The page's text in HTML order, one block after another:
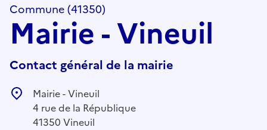
Commune (41350)
Mairie - Vineuil
Contact général de la mairie
Mairie - Vineuil
4 rue de la République
41350 Vineuil